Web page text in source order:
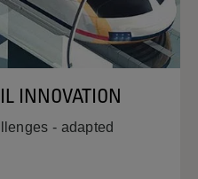
INNOVATION
- adapted